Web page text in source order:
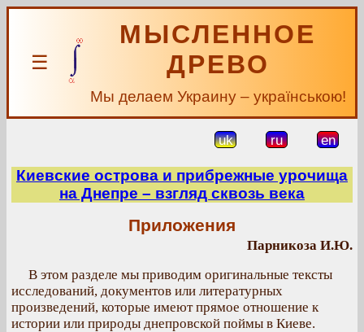
☰
МЫСЛЕННОЕ
ДРЕВО
Мы делаем Украину – українською!
uk ru en
Киевские острова и прибрежные урочища
на Днепре – взгляд сквозь века
Приложения
Парникоза И.Ю.
В этом разделе мы приводим оригинальные тексты
исследований, документов или литературных
произведений, которые имеют прямое отношение к
истории или природы днепровской поймы в Киеве.